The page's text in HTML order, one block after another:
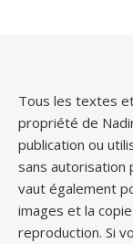
Tous les textes
propriété de
publication ou
sans autorisation
vaut également
images et la
reproduction. Si